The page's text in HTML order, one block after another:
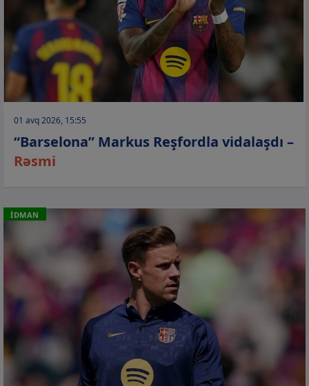
01 avq 2026, 15:55
“Barselona” Markus Reşfordla vidalaşdı –
Rəsmi
İDMAN